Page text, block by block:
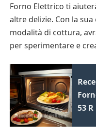
Forno Elettrico ti
altre delizie. Con la
modalità di cottura,
per sperimentare e
53 R